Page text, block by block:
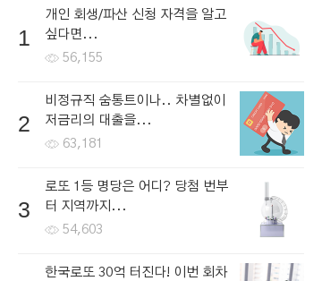
1
개인 회생/파산 신청 자격을 알고
싶다면...
56,155
2
비정규직 숨통트이나.. 차별없이
저금리의 대출을...
63,181
3
로또 1등 명당은 어디? 당첨 번부
터 지역까지...
54,603
한국로또 30억 터진다! 이번 회차